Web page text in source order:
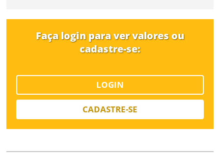
Faça login para ver valores ou
cadastre-se:
LOGIN
CADASTRE-SE